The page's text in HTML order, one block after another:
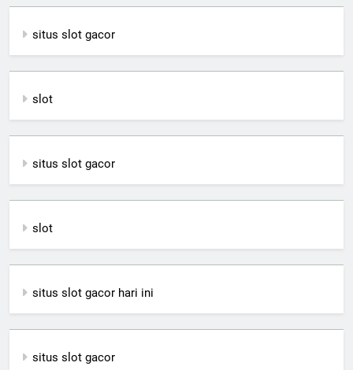
situs slot gacor
slot
situs slot gacor
slot
situs slot gacor hari ini
situs slot gacor